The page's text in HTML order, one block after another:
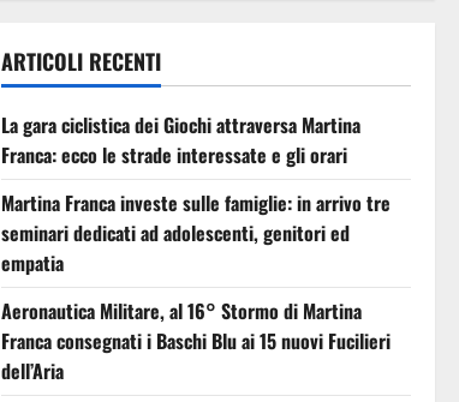
ARTICOLI RECENTI
La gara ciclistica dei Giochi attraversa Martina
Franca: ecco le strade interessate e gli orari
Martina Franca investe sulle famiglie: in arrivo tre
seminari dedicati ad adolescenti, genitori ed
empatia
Aeronautica Militare, al 16° Stormo di Martina
Franca consegnati i Baschi Blu ai 15 nuovi Fucilieri
dell’Aria